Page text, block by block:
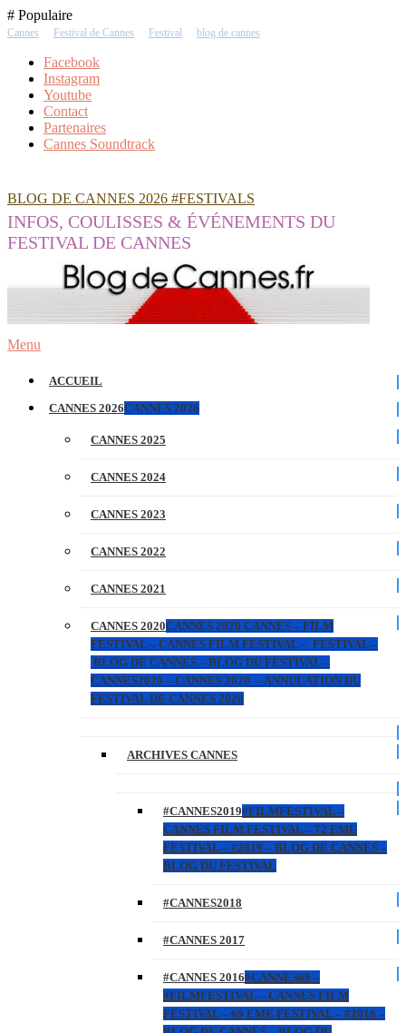
Skip
To
# Populaire
Cannes Festival de Cannes Festival blog de cannes
Facebook
Instagram
Youtube
Contact
Partenaires
Cannes Soundtrack
BLOG DE CANNES 2026 #FESTIVALS
INFOS, COULISSES & ÉVÉNEMENTS DU
FESTIVAL DE CANNES
Menu
ACCUEIL
CANNES 2026CANNES 2026
CANNES 2025
CANNES 2024
CANNES 2023
CANNES 2022
CANNES 2021
CANNES 2020CANNES 2020 CANNES – FILM
FESTIVAL – CANNES FILM FESTIVAL – FESTIVAL –
BLOG DE CANNES – BLOG DU FESTIVAL –
CANNES2020 – CANNES 2020 – ANNULATION DU
FESTIVAL DE CANNES 2020
ARCHIVES CANNES
#CANNES2019#FILMFESTIVAL –
CANNES FILM FESTIVAL – 72 EME
FESTIVAL – #2019 – BLOG DE CANNES –
BLOG DU FESTIVAL
#CANNES2018
#CANNES 2017
#CANNES 2016#CANNES69 –
#FILMFESTIVAL – CANNES FILM
FESTIVAL – 69 EME FESTIVAL – #2016 –